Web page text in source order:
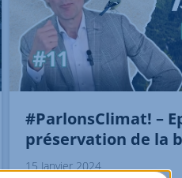
#ParlonsClimat! –
préservation de la
15 Janvier 2024